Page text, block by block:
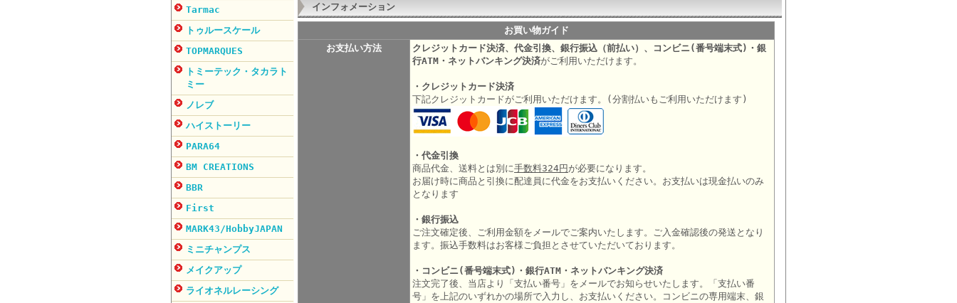
Tarmac
トゥルースケール
TOPMARQUES
トミーテック・タカラト
ミー
ノレブ
ハイストーリー
PARA64
BM CREATIONS
BBR
First
MARK43/HobbyJAPAN
ミニチャンプス
メイクアップ
ライオネルレーシング
インフォメーション
お買い物ガイド
お支払い方法
クレジットカード決済、代金引換、銀行振込（前払い）、コンビニ(番号端末式)・銀
行ATM・ネットバンキング決済がご利用いただけます。
・クレジットカード決済
下記クレジットカードがご利用いただけます。(分割払いもご利用いただけます)
・代金引換
商品代金、送料とは別に手数料324円 が必要になります。
お届け時に商品と引換に配達員に代金をお支払いください。お支払いは現金払いのみ
となります
・銀行振込
ご注文確定後、ご利用金額をメールでご案内いたします。ご入金確認後の発送となり
ます。振込手数料はお客様ご負担とさせていただいております。
・コンビニ(番号端末式)・銀行ATM・ネットバンキング決済
注文完了後、当店より「支払い番号」をメールでお知らせいたします。「支払い番
号」を上記のいずれかの場所で入力し、お支払いください。コンビニの専用端末、銀